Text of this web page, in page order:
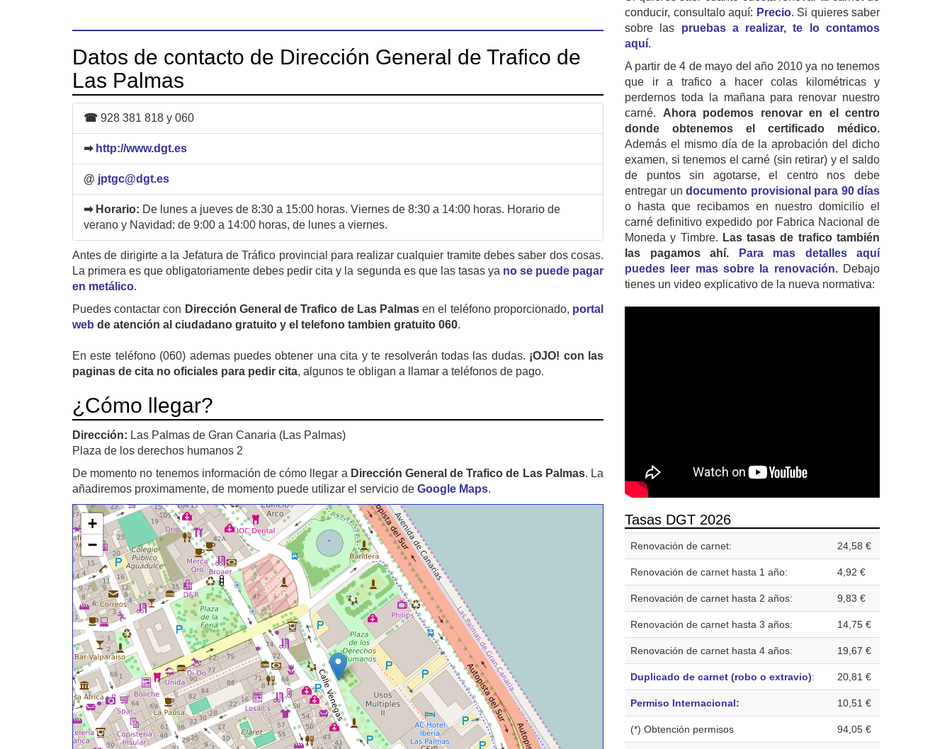
Datos de contacto de Dirección General de Trafico de
Las Palmas
☎ 928 381 818 y 060
➡ http://www.dgt.es
@ jptgc@dgt.es
➡ Horario: De lunes a jueves de 8:30 a 15:00 horas. Viernes de 8:30 a 14:00 horas. Horario de
verano y Navidad: de 9:00 a 14:00 horas, de lunes a viernes.
Antes de dirigirte a la Jefatura de Tráfico provincial para realizar cualquier tramite debes saber dos cosas.
La primera es que obligatoriamente debes pedir cita y la segunda es que las tasas ya no se puede pagar
en metálico.
Puedes contactar con Dirección General de Trafico de Las Palmasen el teléfono proporcionado, portal
web de atención al ciudadano gratuito y el telefono tambien gratuito 060.
En este teléfono (060) ademas puedes obtener una cita y te resolverán todas las dudas. ¡OJO! con las
paginas de cita no oficiales para pedir cita, algunos te obligan a llamar a teléfonos de pago.
¿Cómo llegar?
Dirección: Las Palmas de Gran Canaria (Las Palmas)
Plaza de los derechos humanos 2
De momento no tenemos información de cómo llegar a Dirección General de Trafico de Las Palmas. La
añadiremos proximamente, de momento puede utilizar el servicio de Google Maps.
+
−
conducir, consultalo aquí: Precio. Si quieres saber
sobre las pruebas a realizar, te lo contamos
aquí.
A partir de 4 de mayo del año 2010 ya no tenemos
que ir a trafico a hacer colas kilométricas y
perdernos toda la mañana para renovar nuestro
carné. Ahora podemos renovar en el centro
donde obtenemos el certificado médico.
Además el mismo día de la aprobación del dicho
examen, si tenemos el carné (sin retirar) y el saldo
de puntos sin agotarse, el centro nos debe
entregar un documento provisional para 90 días
o hasta que recibamos en nuestro domicilio el
carné definitivo expedido por Fabrica Nacional de
Moneda y Timbre. Las tasas de trafico también
las pagamos ahí.
Para mas detalles aquí
puedes leer mas sobre la renovación.Debajo
tienes un video explicativo de la nueva normativa:
Tasas DGT 2026
Renovación de carnet: 24,58 €
Renovación de carnet hasta 1 año: 4,92 €
Renovación de carnet hasta 2 años: 9,83 €
Renovación de carnet hasta 3 años: 14,75 €
Renovación de carnet hasta 4 años: 19,67 €
Duplicado de carnet (robo o extravio): 20,81 €
Permiso Internacional: 10,51 €
(*) Obtención permisos 94,05 €